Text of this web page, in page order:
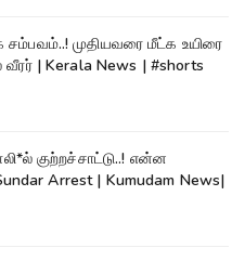
முதியவரை மீட்க உயிரை
| Kerala News | #shorts
குற்றச்சாட்டு..! என்ன
Arrest | Kumudam News|